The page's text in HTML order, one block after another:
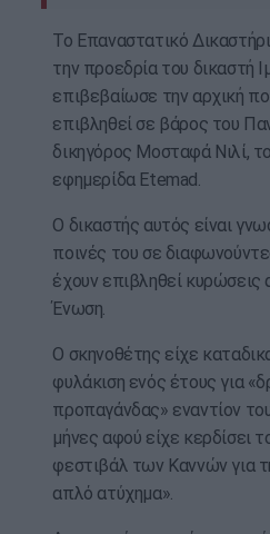
Το Επαναστατικό
την προεδρία του δικαστή
επιβεβαίωσε την αρχική
επιβληθεί σε βάρος του
δικηγόρος Μοσταφά Νιλί,
εφημερίδα Etemad.
Ο δικαστής αυτός είναι
ποινές του σε
έχουν επιβληθεί
Ένωση.
Ο σκηνοθέτης είχε
φυλάκιση ενός έτους για
προπαγάνδας» εναντίον
μήνες αφού είχε κερδίσει
φεστιβάλ των Καννών για
απλό ατύχημα».